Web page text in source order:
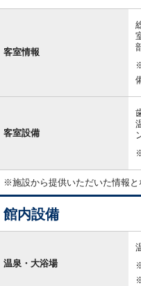
報
客室情報
客室設備
※施設から提供いただいた情報と
館内設備
設
備
温泉・大浴場